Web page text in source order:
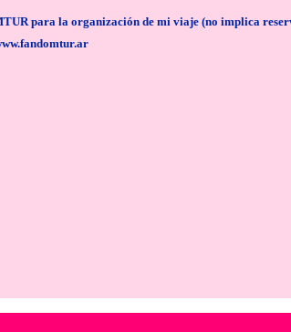
para la organización de mi viaje (no implica